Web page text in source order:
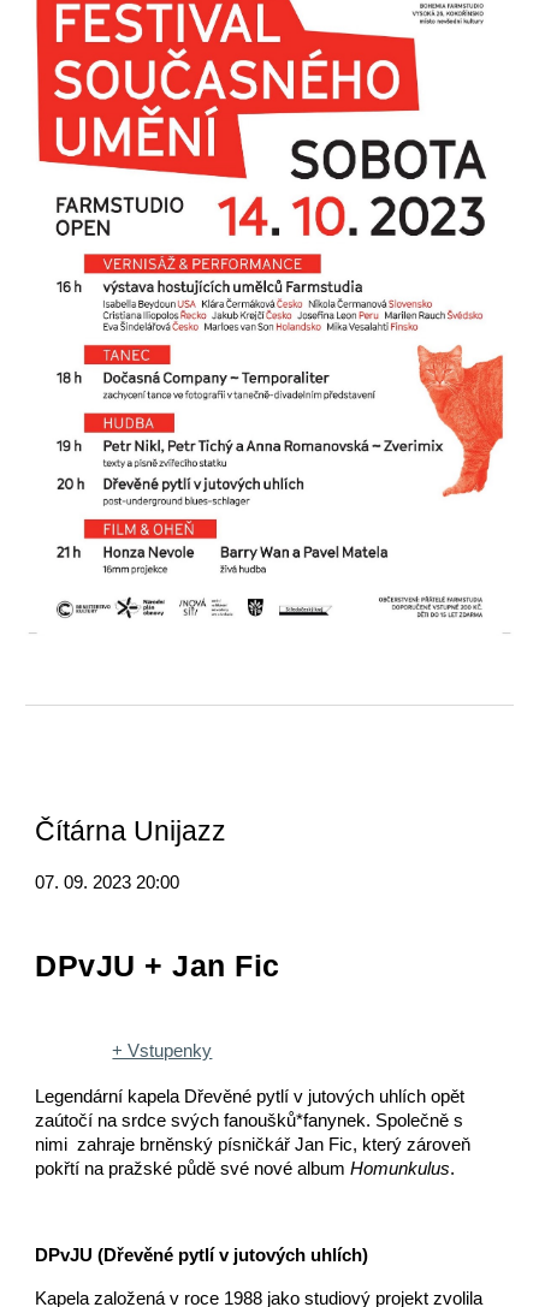
Čítárna Unijazz
07. 09. 2023 20:00
DPvJU + Jan Fic
+ Vstupenky
Legendární kapela Dřevěné pytlí v jutových uhlích opět
zaútočí na srdce svých fanoušků*fanynek. Společně s
nimi zahraje brněnský písničkář Jan Fic, který zároveň
pokřtí na pražské půdě své nové albumHomunkulus.
DPvJU (Dřevěné pytlí v jutových uhlích)
Kapela založená v roce 1988 jako studiový projekt zvolila